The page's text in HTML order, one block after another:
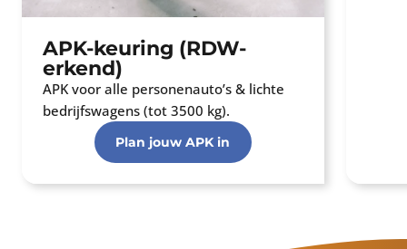
APK-keuring (RDW-
erkend)
APK voor alle personenauto’s & lichte
bedrijfswagens (tot 3500 kg).
Plan jouw APK in